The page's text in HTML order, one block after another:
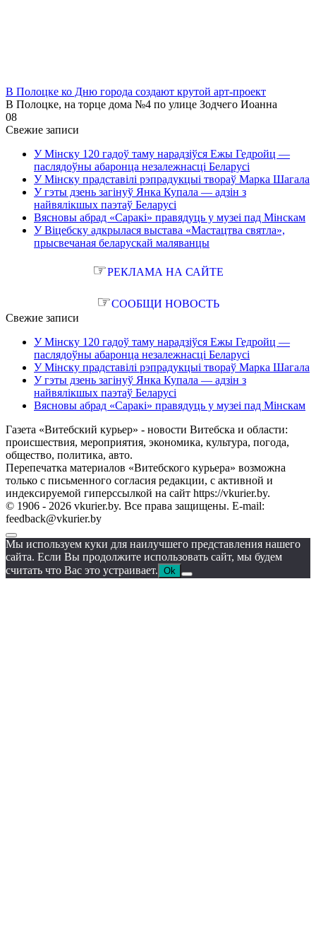
В Полоцке ко Дню города создают крутой арт-проект
В Полоцке, на торце дома №4 по улице Зодчего Иоанна
08
Свежие записи
У Мінску 120 гадоў таму нарадзіўся Ежы Гедройц —
паслядоўны абаронца незалежнасці Беларусі
У Мінску прадставілі рэпрадукцыі твораў Марка Шагала
У гэты дзень загінуў Янка Купала — адзін з
найвялікшых паэтаў Беларусі
Вясновы абрад «Саракі» правядуць у музеі пад Мінскам
У Віцебску адкрылася выстава «Мастацтва святла»,
прысвечаная беларускай маляванцы
☞РЕКЛАМА НА САЙТЕ
☞СООБЩИ НОВОСТЬ
Свежие записи
У Мінску 120 гадоў таму нарадзіўся Ежы Гедройц —
паслядоўны абаронца незалежнасці Беларусі
У Мінску прадставілі рэпрадукцыі твораў Марка Шагала
У гэты дзень загінуў Янка Купала — адзін з
найвялікшых паэтаў Беларусі
Вясновы абрад «Саракі» правядуць у музеі пад Мінскам
Газета «Витебский курьер» - новости Витебска и области:
происшествия, мероприятия, экономика, культура, погода,
общество, политика, авто.
Перепечатка материалов «Витебского курьера» возможна
только с письменного согласия редакции, с активной и
индексируемой гиперссылкой на сайт https://vkurier.by.
© 1906 - 2026 vkurier.by. Все права защищены. E-mail:
feedback@vkurier.by
Мы используем куки для наилучшего представления нашего
сайта. Если Вы продолжите использовать сайт, мы будем
считать что Вас это устраивает. Ok